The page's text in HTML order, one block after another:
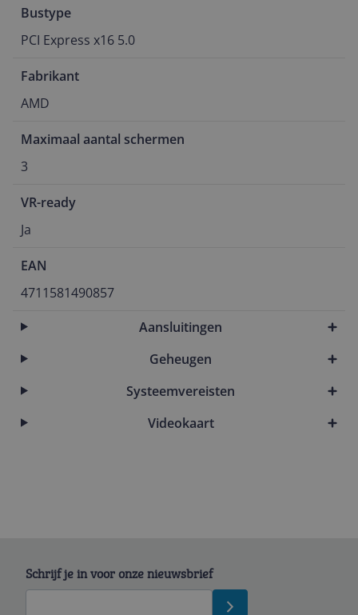
Bustype
PCI Express x16 5.0
Fabrikant
AMD
Maximaal aantal schermen
3
VR-ready
Ja
EAN
4711581490857
Aansluitingen
Geheugen
Systeemvereisten
Videokaart
Schrijf je in voor onze nieuwsbrief